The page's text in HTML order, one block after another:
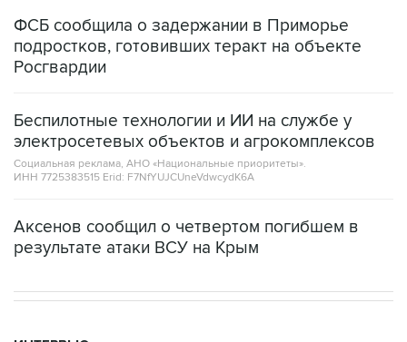
Росгвардии
Беспилотные технологии и ИИ на службе у
Социальная реклама, АНО «Национальные приоритеты».
ИНН 7725383515 Erid: F7NfYUJCUneVdwcydK6A
Аксенов сообщил о четвертом погибшем в